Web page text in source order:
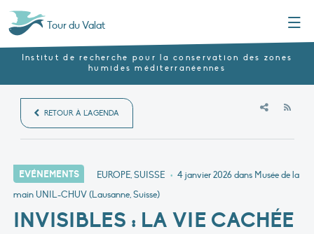
Tour du Valat
Institut de recherche pour la conservation des zones
humides méditerranéennes
RETOUR À L'AGENDA
EVÉNEMENTS EUROPE, SUISSE • 4 janvier 2026dans Musée de la
main UNIL-CHUV (Lausanne, Suisse)
INVISIBLES : LA VIE CACHÉE